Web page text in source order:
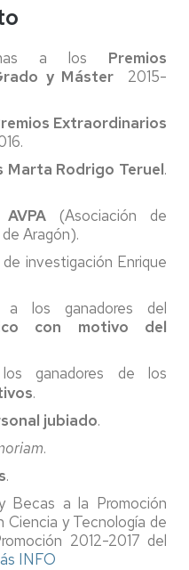
a los Premios
y Máster
2015-
Extraordinarios
Marta Rodrigo Teruel.
(Asociación de
Aragón).
investigación Enrique
a los ganadores del
con motivo del
los ganadores de los
.
jubiado.
.
.
Becas a la Promoción
Ciencia y Tecnología de
2012-2017 del
INFO